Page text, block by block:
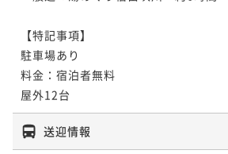
【特記事項】
駐車場あり
料金：宿泊者無料
屋外12台
送迎情報